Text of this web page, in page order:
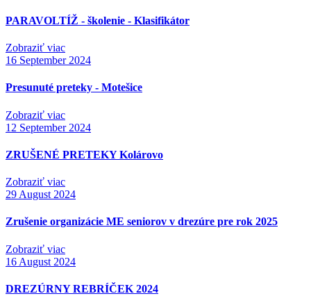
PARAVOLTÍŽ - školenie - Klasifikátor
Zobraziť viac
16 September 2024
Presunuté preteky - Motešice
Zobraziť viac
12 September 2024
ZRUŠENÉ PRETEKY Kolárovo
Zobraziť viac
29 August 2024
Zrušenie organizácie ME seniorov v drezúre pre rok 2025
Zobraziť viac
16 August 2024
DREZÚRNY REBRÍČEK 2024